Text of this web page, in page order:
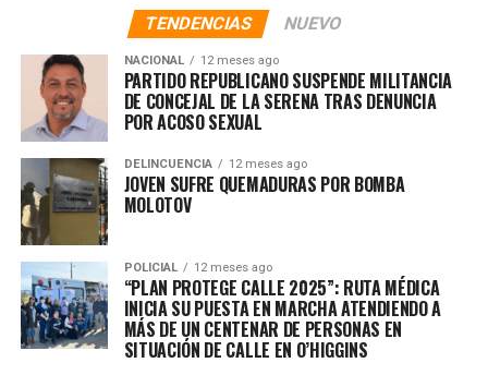
TENDENCIAS NUEVO
NACIONAL 12 meses ago
PARTIDO REPUBLICANO SUSPENDE MILITANCIA
DE CONCEJAL DE LA SERENA TRAS DENUNCIA
POR ACOSO SEXUAL
DELINCUENCIA 12 meses ago
JOVEN SUFRE QUEMADURAS POR BOMBA
MOLOTOV
POLICIAL 12 meses ago
“PLAN PROTEGE CALLE 2025”: RUTA MÉDICA
INICIA SU PUESTA EN MARCHA ATENDIENDO A
MÁS DE UN CENTENAR DE PERSONAS EN
SITUACIÓN DE CALLE EN O’HIGGINS